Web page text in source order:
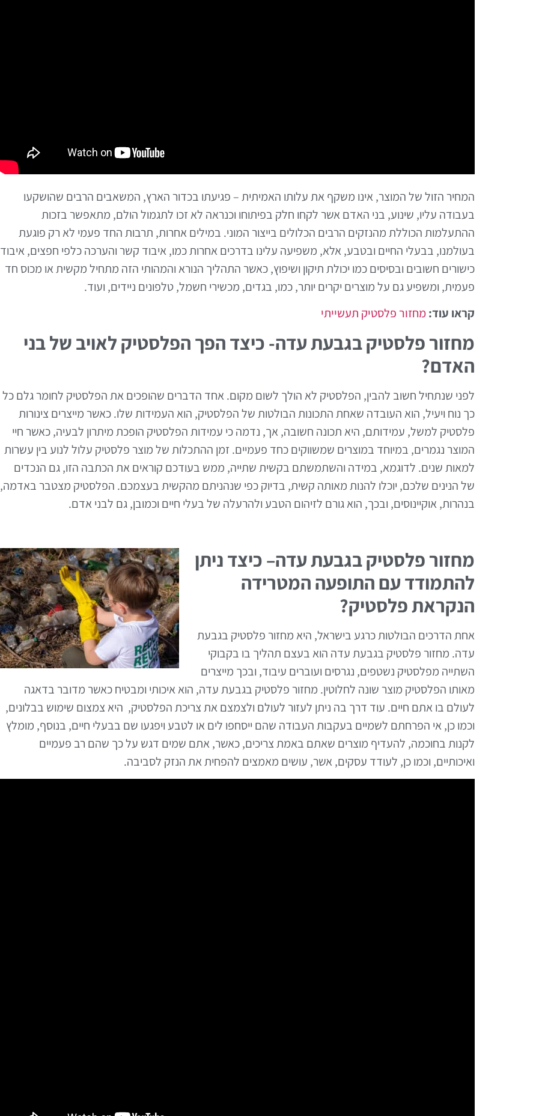
המחיר הזול של המוצר, אינו משקף את עלותו האמיתית – פגיעתו בכדור הארץ, המשאבים הרבים שהושקעו
בעבודה עליו, שינוע, בני האדם אשר לקחו חלק בפיתוחו וכנראה לא זכו לתגמול הולם, מתאפשר בזכות
ההתעלמות הכוללת מהנזקים הרבים הכלולים בייצור המוני. במילים אחרות, תרבות החד פעמי לא רק פוגעת
בעולמנו, בבעלי החיים ובטבע, אלא, משפיעה עלינו בדרכים אחרות כמו, איבוד קשר והערכה כלפי חפצים, איבוד
כישורים חשובים ובסיסים כמו יכולת תיקון ושיפוץ, כאשר התהליך הנורא והמהותי הזה מתחיל מקשית או מכוס חד
פעמית, ומשפיע גם על מוצרים יקרים יותר, כמו, בגדים, מכשירי חשמל, טלפונים ניידים, ועוד.
קראו עוד:מחזור פלסטיק תעשייתי
מחזור פלסטיק בגבעת עדה- כיצד הפך הפלסטיק לאויב של בני
האדם?
לפני שנתחיל חשוב להבין, הפלסטיק לא הולך לשום מקום. אחד הדברים שהופכים את הפלסטיק לחומר גלם כל
כך נוח ויעיל, הוא העובדה שאחת התכונות הבולטות של הפלסטיק, הוא העמידות שלו. כאשר מייצרים צינורות
פלסטיק למשל, עמידותם, היא תכונה חשובה, אך, נדמה כי עמידות הפלסטיק הופכת מיתרון לבעיה, כאשר חיי
המוצר נגמרים, במיוחד במוצרים שמשווקים כחד פעמיים. זמן ההתכלות של מוצר פלסטיק עלול לנוע בין עשרות
למאות שנים. לדוגמא, במידה והשתמשתם בקשית שתייה, ממש בעודכם קוראים את הכתבה הזו, גם הנכדים
של הנינים שלכם, יוכלו להנות מאותה קשית, בדיוק כפי שנהניתם מהקשית בעצמכם. הפלסטיק מצטבר באדמה,
בנהרות, אוקיינוסים, ובכך, הוא גורם לזיהום הטבע ולהרעלה של בעלי חיים וכמובן, גם לבני אדם.
מחזור פלסטיק בגבעת עדה– כיצד ניתן
להתמודד עם התופעה המטרידה
הנקראת פלסטיק?
אחת הדרכים הבולטות כרגע בישראל, היא מחזור פלסטיק בגבעת
עדה. מחזור פלסטיק בגבעת עדה הוא בעצם תהליך בו בקבוקי
השתייה מפלסטיק נשטפים, נגרסים ועוברים עיבוד, ובכך מייצרים
מאותו הפלסטיק מוצר שונה לחלוטין. מחזור פלסטיק בגבעת עדה, הוא איכותי ומבטיח כאשר מדובר בדאגה
לעולם בו אתם חיים. עוד דרך בה ניתן לעזור לעולם ולצמצם את צריכת הפלסטיק, היא צמצום שימוש בבלונים,
וכמו כן, אי הפרחתם לשמיים בעקבות העבודה שהם ייסחפו לים או לטבע ויפגעו שם בבעלי חיים, בנוסף, מומלץ
לקנות בחוכמה, להעדיף מוצרים שאתם באמת צריכים, כאשר, אתם שמים דגש על כך שהם רב פעמיים
ואיכותיים, וכמו כן, לעודד עסקים, אשר, עושים מאמצים להפחית את הנזק לסביבה.